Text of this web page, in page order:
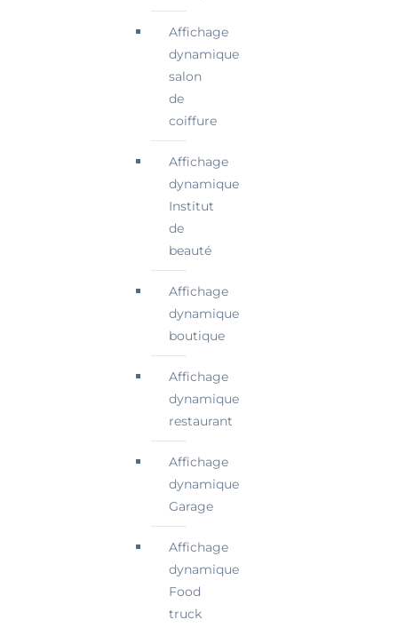
Affichage
dynamique
salon
de
coiffure
Affichage
dynamique
Institut
de
beauté
Affichage
dynamique
boutique
Affichage
dynamique
restaurant
Affichage
dynamique
Garage
Affichage
dynamique
Food
truck